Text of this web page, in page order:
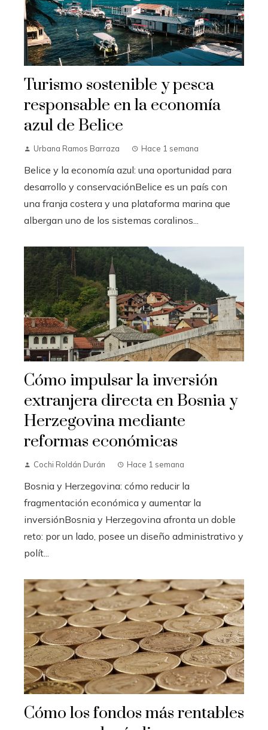
Turismo sostenible y pesca
responsable en la economía
azul de Belice
Urbana Ramos Barraza Hace 1 semana
Belice y la economía azul: una oportunidad para
desarrollo y conservaciónBelice es un país con
una franja costera y una plataforma marina que
albergan uno de los sistemas coralinos...
Cómo impulsar la inversión
extranjera directa en Bosnia y
Herzegovina mediante
reformas económicas
Cochi Roldán Durán Hace 1 semana
Bosnia y Herzegovina: cómo reducir la
fragmentación económica y aumentar la
inversiónBosnia y Herzegovina afronta un doble
reto: por un lado, posee un diseño administrativo y
polít...
Cómo los fondos más rentables